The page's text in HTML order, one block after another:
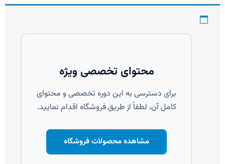
محتوای تخصصی ویژه
برای دسترسی به این دوره تخصصی و محتوای
کامل آن، لطفاً از طریق فروشگاه اقدام نمایید.
مشاهده محصولات فروشگاه